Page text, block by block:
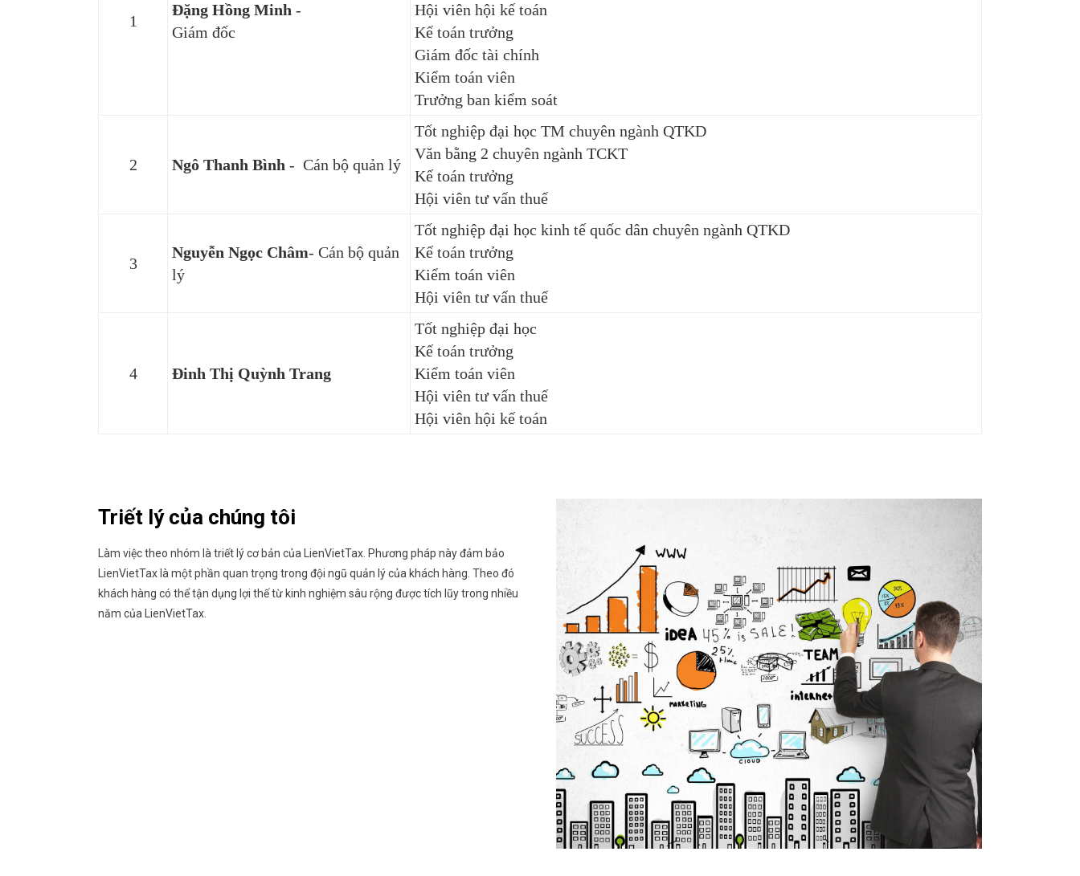
1
Đặng Hồng Minh -
Giám đốc
Hội viên hội kế toán
Kế toán trưởng
Giám đốc tài chính
Kiểm toán viên
Trưởng ban kiểm soát
2 Ngô Thanh Bình - Cán bộ quản lý
Tốt nghiệp đại học TM chuyên ngành QTKD
Văn bằng 2 chuyên ngành TCKT
Kế toán trưởng
Hội viên tư vấn thuế
3
Nguyễn Ngọc Châm- Cán bộ quản
lý
Tốt nghiệp đại học kinh tế quốc dân chuyên ngành QTKD
Kế toán trưởng
Kiểm toán viên
Hội viên tư vấn thuế
4 Đinh Thị Quỳnh Trang
Tốt nghiệp đại học
Kế toán trưởng
Kiểm toán viên
Hội viên tư vấn thuế
Hội viên hội kế toán
Triết lý của chúng tôi
Làm việc theo nhóm là triết lý cơ bản của LienVietTax. Phương pháp này đảm bảo
LienVietTax là một phần quan trọng trong đội ngũ quản lý của khách hàng. Theo đó
khách hàng có thể tận dụng lợi thế từ kinh nghiệm sâu rộng được tích lũy trong nhiều
năm của LienVietTax.